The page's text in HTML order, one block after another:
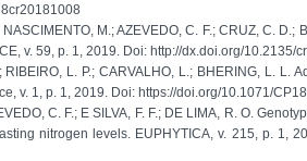
M.; AZEVEDO, C. F.; CRUZ, C.
v. 59, p. 1, 2019. Doi: http://dx.doi.org/10.2135/
RIBEIRO, L. P.; CARVALHO, L.; BHERING, L.
v. 1, p. 1, 2019. Doi: https://doi.org/10.1071/
C. F.; E SILVA, F. F.; DE LIMA, R. O.
nitrogen levels. EUPHYTICA, v. 215, p. 1,